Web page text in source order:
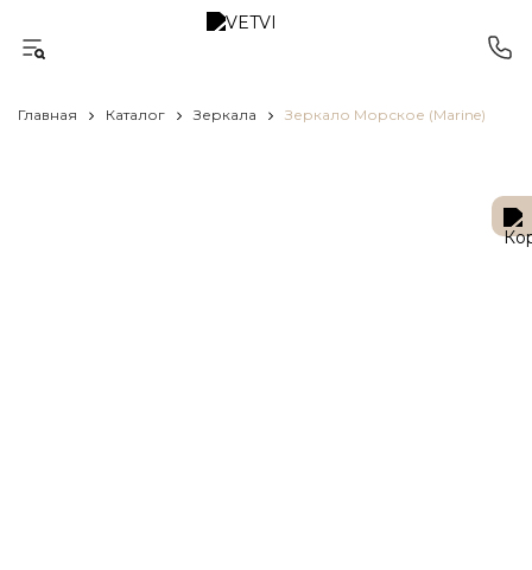
Главная Каталог Зеркала Зеркало Морское (Marine)